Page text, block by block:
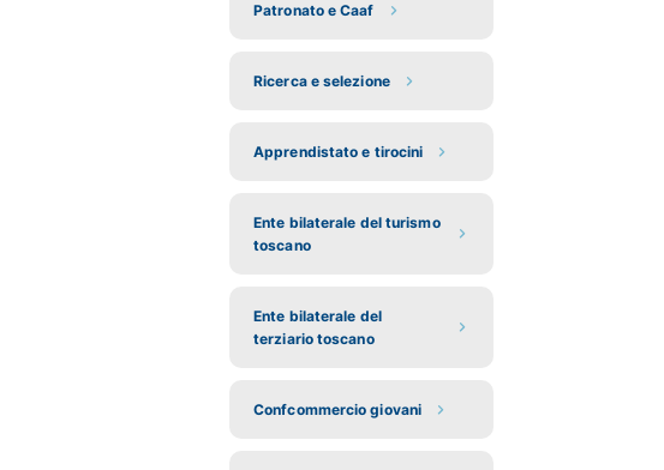
Patronato e Caaf
Ricerca e selezione
Apprendistato e tirocini
Ente bilaterale del turismo
toscano
Ente bilaterale del
terziario toscano
Confcommercio giovani